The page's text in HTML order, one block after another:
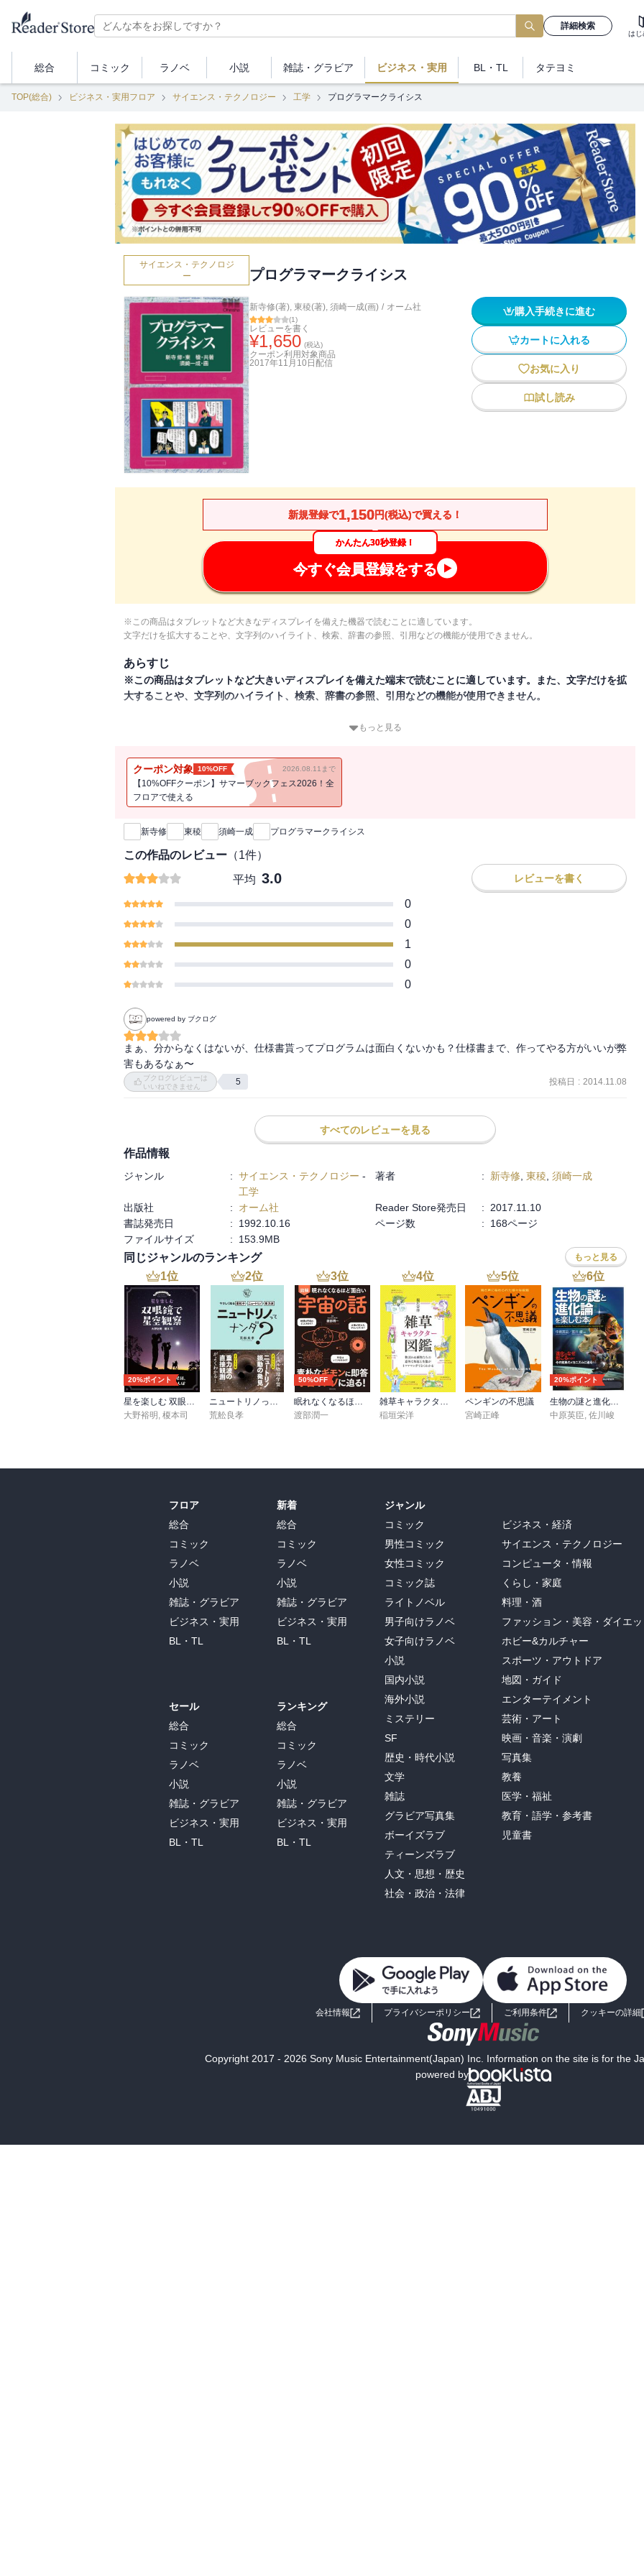
詳細検索
はじ
総合 コミック ラノベ 小説 雑誌・ グラビア ビジネス ・実用 BL・TL タテヨミ
TOP(総合) ビジネス・実用フロア サイエンス・テクノロジー 工学 プログラマークライシス
サイエンス・テクノロジ
ー
プログラマークライシス
新寺修(著), 東稜(著), 須崎一成(画) / オーム社
(1)
レビューを書く
¥1,650 (税込)
クーポン利用対象商品
2017年11月10日 配信
購入手続きに進む
カートに入れる
お気に入り
試し読み
新規登録で1,150円(税込)で買える！
かんたん30秒登録！
今すぐ会員登録をする
※この商品はタブレットなど大きなディスプレイを備えた機器で読むことに適しています。
文字だけを拡大することや、文字列のハイライト、検索、辞書の参照、引用などの機能が使用できません。
あらすじ
※この商品はタブレットなど大きいディスプレイを備えた端末で読むことに適しています。また、文字だけを拡
大することや、文字列のハイライト、検索、辞書の参照、引用などの機能が使用できません。
日本中のプログラマーを沸かした名著『プログラマークライシス』が、4半世紀のときを超えて復刊！
プログラマーの隠された真実を、著者の経験を元に書き下ろした！
プログラマーを中心としたソフトウェア業界の実態を４コママンガを織りまぜて紹介。これからプログラマーに
なる人の参考に、またプログラマーな性格を知りたい方にもおすすめ。「SEクライシス」の姉妹編。
目次
第一章 プログラマーとは…誰なの?
第三章 ユーザーは十人十色
第四章 一番不思議なのはプログラマー
もっと見る
クーポン対象 10%OFF 2026.08.11まで
【10%OFFクーポン】サマーブックフェス2026！全
フロアで使える
新刊通知
新寺修 東稜 須崎一成 プログラマークライシス
この作品のレビュー （1件）
平均 3.0 レビューを書く
0
0
1
0
0
powered by ブクログ
まぁ、分からなくはないが、仕様書貰ってプログラムは面白くないかも？仕様書まで、作ってやる方がいいが弊
害もあるなぁ〜
ブクログレビューは
いいねできません
5 投稿日 : 2014.11.08
すべてのレビューを見る
作品情報
ジャンル : サイエンス・テクノロジー -
工学
著者 : 新寺修 東稜 須崎一成
出版社 : オーム社 Reader Store発売日 :
2017.11.10
書誌発売日
: 1992.10.16 ページ数 :
168ページ
ファイルサイズ
: 153.9MB
同じジャンルのランキング もっと見る
1位
20%ポイント
星を楽しむ 双眼鏡で星空観察
大野裕明 , 榎本司
2位
ニュートリノってナンダ？-やさしく知る素粒子・ニュートリノ・重力波
荒舩良孝
3位
50%OFF
眠れなくなるほど面白い 図解 宇宙の話
渡部潤一
4位
雑草キャラクター図鑑
稲垣栄洋
5位
ペンギンの不思議
宮崎正峰
6位
20%ポイント
生物の謎と進化論を楽しむ本
中原英臣,佐川峻
フロア
総合
コミック
ラノベ
小説
雑誌・グラビア
ビジネス・実用
BL・TL
セール
総合
コミック
ラノベ
小説
雑誌・グラビア
ビジネス・実用
BL・TL
新着
総合
コミック
ラノベ
小説
雑誌・グラビア
ビジネス・実用
BL・TL
ランキング
総合
コミック
ラノベ
小説
雑誌・グラビア
ビジネス・実用
BL・TL
ジャンル
コミック
男性コミック
女性コミック
コミック誌
ライトノベル
男子向けラノベ
女子向けラノベ
小説
国内小説
海外小説
ミステリー
SF
歴史・時代小説
文学
雑誌
グラビア写真集
ボーイズラブ
ティーンズラブ
人文・思想・歴史
社会・政治・法律
ビジネス・経済
サイエンス・テクノロジー
コンピュータ・情報
くらし・家庭
料理・酒
ファッション・美容・ダイエ
ホビー&カルチャー
スポーツ・アウトドア
地図・ガイド
エンターテイメント
芸術・アート
映画・音楽・演劇
写真集
教養
医学・福祉
教育・語学・参考書
児童書
会社情報 プライバシーポリシー ご利用条件 クッキーの詳細
Copyright 2017 - 2026 Sony Music Entertainment(Japan) Inc. Information on the site is for the
powered by